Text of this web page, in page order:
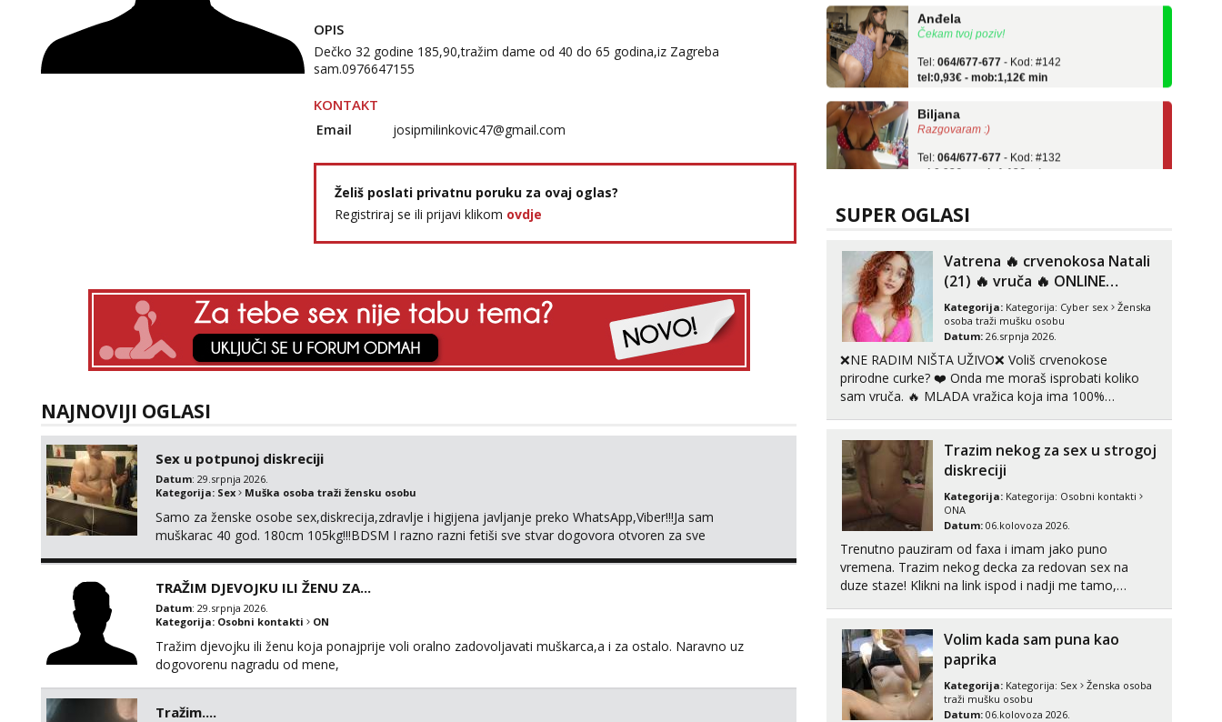
OPIS
Dečko 32 godine 185,90,tražim dame od 40 do 65 godina,iz Zagreba
sam.0976647155
KONTAKT
Email josipmilinkovic47@gmail.com
Želiš poslati privatnu poruku za ovaj oglas?
Registriraj se ili prijavi klikom ovdje
NAJNOVIJI OGLASI
Sex u potpunoj diskreciji
Datum: 29.srpnja 2026.
Kategorija: Sex Muška osoba traži žensku osobu
Samo za ženske osobe sex,diskrecija,zdravlje i higijena javljanje preko WhatsApp,Viber!!!Ja sam
muškarac 40 god. 180cm 105kg!!!BDSM I razno razni fetiši sve stvar dogovora otvoren za sve
TRAŽIM DJEVOJKU ILI ŽENU ZA...
Datum: 29.srpnja 2026.
Kategorija: Osobni kontakti ON
Tražim djevojku ili ženu koja ponajprije voli oralno zadovoljavati muškarca,a i za ostalo. Naravno uz
dogovorenu nagradu od mene,
Tražim....
Čekam tvoj poziv!
tel:0,93€ - mob:1,12€ min
Razgovaram :)
tel:0,93€ - mob:1,12€ min
Obavijesti me kada se oslobodi
Anđela
Čekam tvoj poziv!
Tel:
tel:0,93€ - mob:1,12€ min
SUPER OGLASI
Vatrena ‎️‍🔥 crvenokosa Natali
(21) ‎️‍🔥 vruča‎ ️‍🔥 ONLINE
ZABAVA
Kategorija: Kategorija: Cyber sex
Ženska
osoba traži mušku osobu
Datum: 26.srpnja 2026.
❌NE RADIM NIŠTA UŽIVO❌ Voliš crvenokose
prirodne curke? ❤️ Onda me moraš isprobati koliko
sam vruča.‎ ️‍🔥 MLADA vražica koja ima 100%
možeš pranaći nešto po svojoj mjeri. Sexi videa s
kolegica...
Trazim nekog za sex u strogoj
diskreciji
Kategorija: Kategorija: Osobni kontakti
ONA
Datum: 06.kolovoza 2026.
Trenutno pauziram od faxa i imam jako puno
vremena. Trazim nekog decka za redovan sex na
duze staze! Klikni na link ispod i nadji me tamo,
Volim kada sam puna kao
paprika
Kategorija: Kategorija: Sex
Ženska osoba
traži mušku osobu
Datum: 06.kolovoza 2026.